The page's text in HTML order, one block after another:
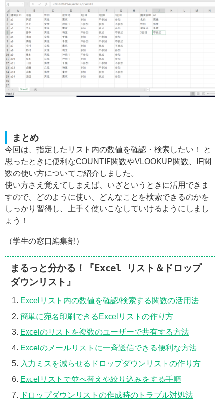
まとめ
今回は、指定したリスト内の数値を確認・検索したい！ と
思ったときに便利なCOUNTIF関数やVLOOKUP関数、IF関
数の使い方についてご紹介しました。
使い方さえ覚えてしまえば、いざというときに活用できま
すので、どのように使い、どんなことを検索できるのかを
しっかり習得し、上手く使いこなしていけるようにしまし
ょう！
（学生の窓口編集部）
まるっと分かる！『Excel リスト＆ドロップ
ダウンリスト』
Excelリスト内の数値を確認/検索する関数の活用法
簡単に宛名印刷できるExcelリストの作り方
Excelのリストを複数のユーザーで共有する方法
Excelのメールリストに一斉送信できる便利な方法
入力ミスを減らせるドロップダウンリストの作り方
Excelリストで並べ替えや絞り込みをする手順
ドロップダウンリストの作成時のトラブル対処法